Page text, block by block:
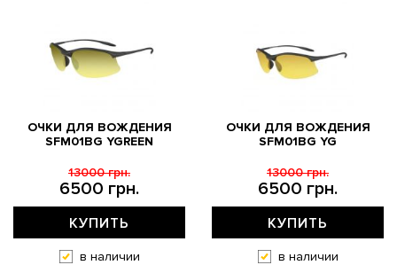
ОЧКИ ДЛЯ ВОЖДЕНИЯ
SFM01BG YGREEN
6500 грн.
13000 грн.
КУПИТЬ
в наличии
ОЧКИ ДЛЯ ВОЖДЕНИЯ
SFM01BG YG
6500 грн.
13000 грн.
КУПИТЬ
в наличии